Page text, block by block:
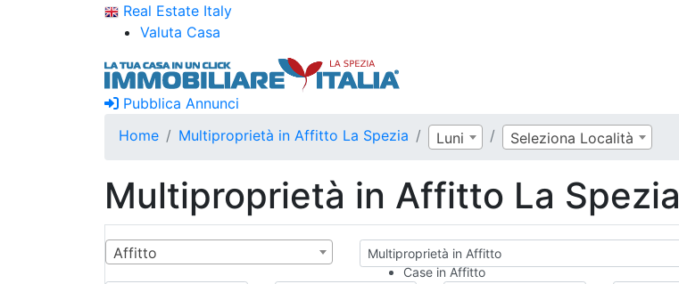
Real Estate Italy
Valuta Casa
Pubblica Annunci
Home
Multiproprietà in Affitto La Spezia Luni Seleziona Località
Multiproprietà in Affitto La Spezia
Affitto
Multiproprietà in Affitto
Case in Affitto